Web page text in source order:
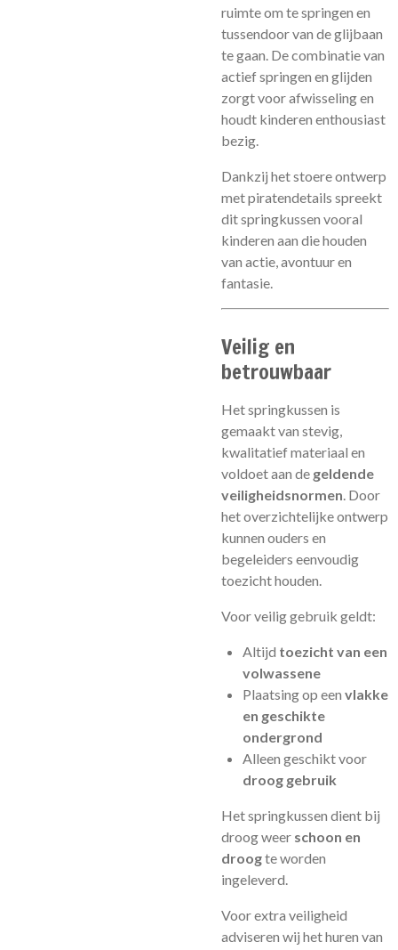
ruimte om te springen en
tussendoor van de glijbaan
te gaan. De combinatie van
actief springen en glijden
zorgt voor afwisseling en
houdt kinderen enthousiast
bezig.
Dankzij het stoere ontwerp
met piratendetails spreekt
dit springkussen vooral
kinderen aan die houden
van actie, avontuur en
fantasie.
Veilig en
betrouwbaar
Het springkussen is
gemaakt van stevig,
kwalitatief materiaal en
voldoet aan de geldende
veiligheidsnormen. Door
het overzichtelijke ontwerp
kunnen ouders en
begeleiders eenvoudig
toezicht houden.
Voor veilig gebruik geldt:
Altijd toezicht van een
volwassene
Plaatsing op een vlakke
en geschikte
ondergrond
Alleen geschikt voor
droog gebruik
Het springkussen dient bij
droog weer schoon en
droogte worden
ingeleverd.
Voor extra veiligheid
adviseren wij het huren van